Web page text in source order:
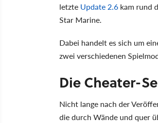
letzte Update 2.6 kam rund
Star Marine.
Dabei handelt es sich um
zwei verschiedenen
Die Cheater-
Nicht lange nach der
die durch Wände und quer